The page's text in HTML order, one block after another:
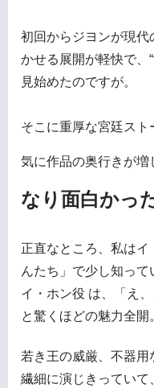
初回からジヨンが現
かせる展開が軽快で、
見始めたのですが。
そこに重厚な宮廷ス
気に作品の奥行きが増
なり面白かっ
正直なところ、私はイ
んたち」で少し知っ
イ・ホン役 は、「え
と驚くほどの魅力全開
若き王の威厳、不器
繊細に演じきってい